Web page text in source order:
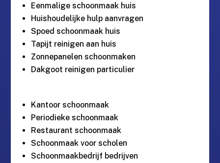
Eenmalige schoonmaak huis
Huishoudelijke hulp aanvragen
Spoed schoonmaak huis
Tapijt reinigen aan huis
Zonnepanelen schoonmaken
Dakgoot reinigen particulier
Kantoor schoonmaak
Periodieke schoonmaak
Restaurant schoonmaak
Schoonmaak voor scholen
Schoonmaakbedrijf bedrijven